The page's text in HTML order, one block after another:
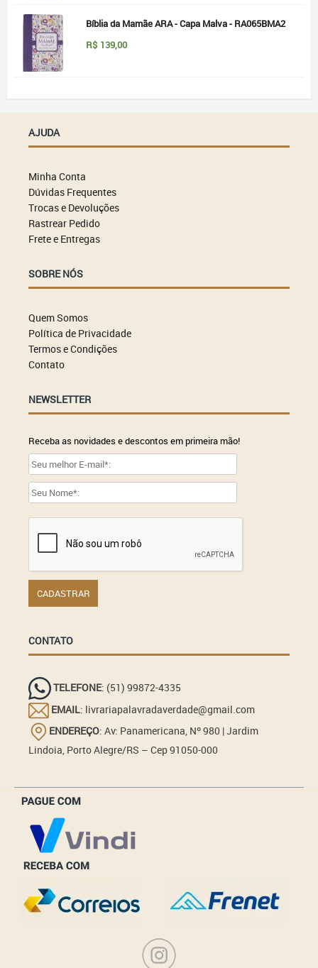
Bíblia da Mamãe ARA - Capa Malva - RA065BMA2
R$ 139,00
AJUDA
Minha Conta
Dúvidas Frequentes
Trocas e Devoluções
Rastrear Pedido
Frete e Entregas
SOBRE NÓS
Quem Somos
Política de Privacidade
Termos e Condições
Contato
NEWSLETTER
Receba as novidades e descontos em primeira mão!
CONTATO
TELEFONE: (51) 99872-4335
EMAIL: livrariapalavradaverdade@gmail.com
ENDEREÇO: Av: Panamericana, Nº 980 | Jardim
Lindoia, Porto Alegre/RS – Cep 91050-000